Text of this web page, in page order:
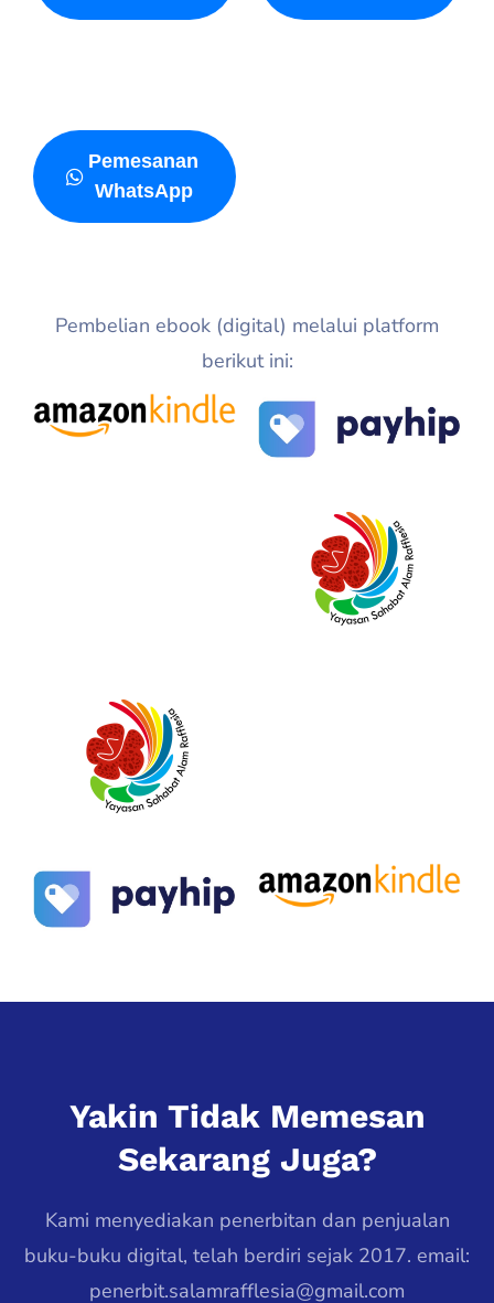
Pemesanan
WhatsApp
Pembelian ebook (digital) melalui platform
berikut ini:
Yakin Tidak Memesan
Sekarang Juga?
Kami menyediakan penerbitan dan penjualan
buku-buku digital, telah berdiri sejak 2017. email:
penerbit.salamrafflesia@gmail.com